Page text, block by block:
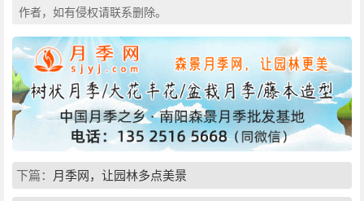
作者，如有侵权请联系删除。
下篇： 月季网，让园林多点美景